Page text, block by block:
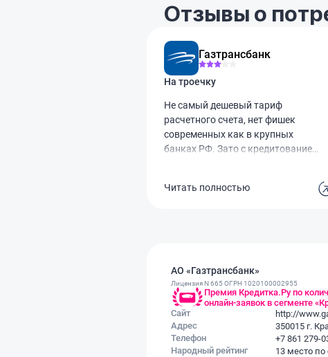
Отзывы о
Газтрансбанк
На троечку
Не самый дешевый тариф
расчетного счета, нет фишек
современных как в крупных
банках РФ. Зато с кредитованием
взять ячейку для проведения
Читать полностью
АО «Газтрансбанк»
Лицензия N 665 ОГРН 1020100002955
Премия Кредитка.Ру по
онлайн-заявок в сегменте
Сайт
http://
Адрес
350015 г.
Телефон
+7 861 279-
Народный рейтинг
13 место